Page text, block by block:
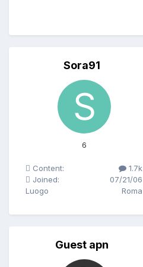
Sora91
6
Content:
1.7k
Joined:
07/21/06
Luogo
Roma
Guest apn